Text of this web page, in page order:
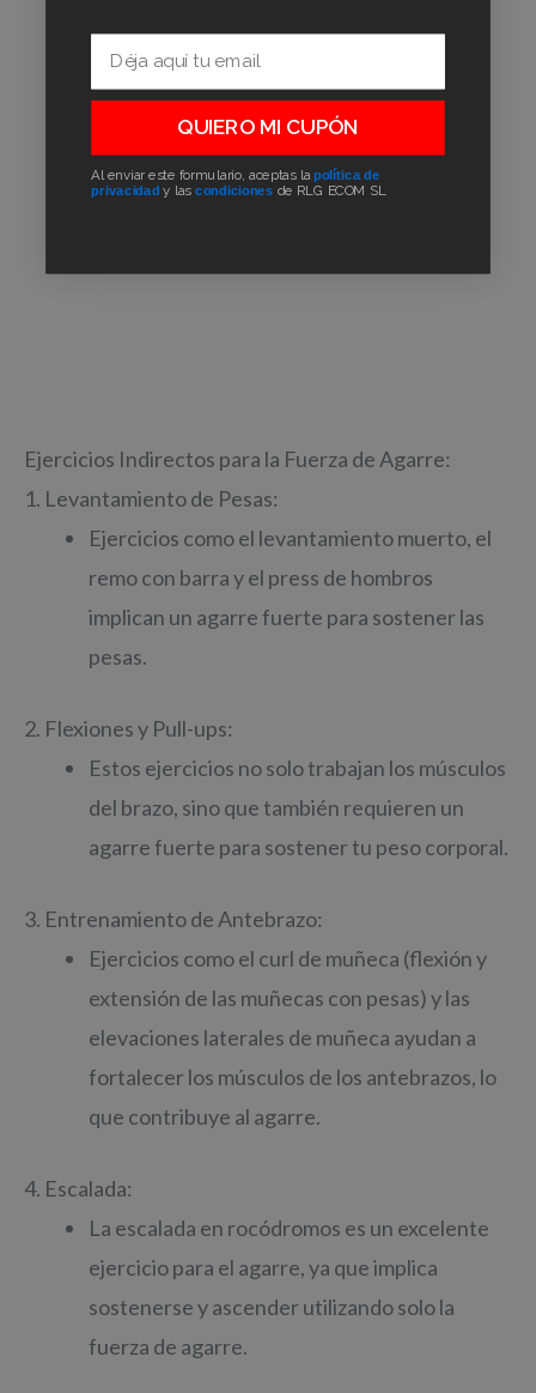
Ejercicios Indirectos para la Fuerza de Agarre:
1. Levantamiento de Pesas:
Ejercicios como el levantamiento muerto, el
remo con barra y el press de hombros
implican un agarre fuerte para sostener las
pesas.
2. Flexiones y Pull-ups:
Estos ejercicios no solo trabajan los músculos
del brazo, sino que también requieren un
agarre fuerte para sostener tu peso corporal.
3. Entrenamiento de Antebrazo:
Ejercicios como el curl de muñeca (flexión y
extensión de las muñecas con pesas) y las
elevaciones laterales de muñeca ayudan a
fortalecer los músculos de los antebrazos, lo
que contribuye al agarre.
4. Escalada:
La escalada en rocódromos es un excelente
ejercicio para el agarre, ya que implica
sostenerse y ascender utilizando solo la
fuerza de agarre.
QUIERO MI CUPÓN
Al enviar este formulario, aceptas lapolítica de
privacidad y las condiciones de RLG ECOM SL